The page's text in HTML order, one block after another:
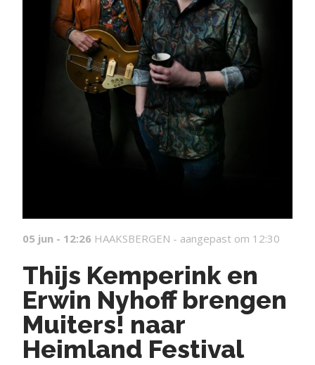
05 jun - 12:26 HAAKSBERGEN - aangepast om 12:30
Thijs Kemperink en
Erwin Nyhoff brengen
Muiters! naar
Heimland Festival